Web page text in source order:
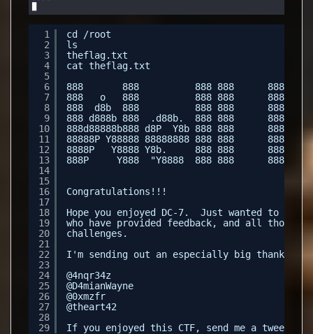
1
2
3
4
5
6
7
8
9
10
11
12
13
14
15
16
17
18
19
20
21
22
23
24
25
26
27
28
29
cd /root
ls
theflag.txt
cat theflag.txt
888       888          888 888
888   o   888          888 888      888
888  d8b  888          888 888      888
888 d888b 888  .d88b.  888 888      888
888d88888b888 d8P  Y8b 888 888      888
88888P Y88888 88888888 888 888      888
8888P   Y8888 Y8b.     888 888      888
888P     Y888  "Y8888  888 888
Congratulations!!!
Hope you enjoyed DC-7.  Just wanted to
who have provided feedback, and all those
challenges.
I'm sending out an especially big thanks to:
@4nqr34z
@D4mianWayne
@0xmzfr
@theart42
If you enjoyed this CTF, send me a tweet via